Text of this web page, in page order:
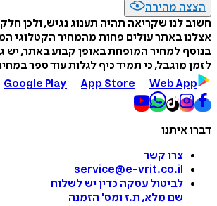
הצצה מהירה
חשוב לנו שקריאה תהיה תענוג נגיש, ולכן
אצלנו באתר עולים פחות מהמחיר הקטלוגי
בנוסף למחיר המופחת באופן קבוע באתר, יש
לזמן מוגבל, כי תמיד כיף לגלות עוד ספר
Google Play
App Store Web App
דברו איתנו
צרו קשר
service@e-vrit.co.il
לביטול עסקה כדין יש לשלוח
שם מלא, ת.ז ומס' הזמנה